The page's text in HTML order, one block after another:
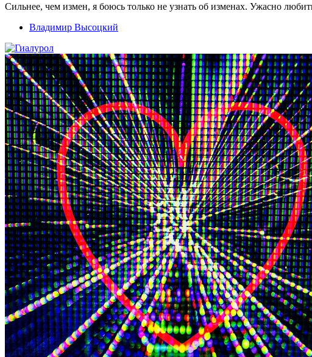
Сильнее, чем измен, я боюсь только не узнать об изменах. Ужасно
Владимир Высоцкий